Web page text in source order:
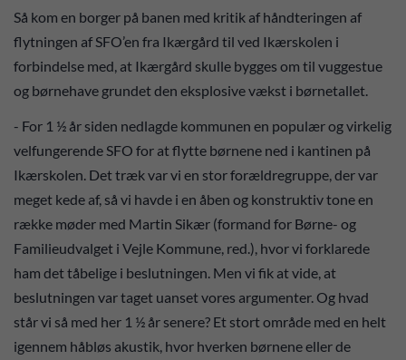
Så kom en borger på banen med kritik af håndteringen af
flytningen af SFO’en fra Ikærgård til ved Ikærskolen i
forbindelse med, at Ikærgård skulle bygges om til vuggestue
og børnehave grundet den eksplosive vækst i børnetallet.
- For 1 ½ år siden nedlagde kommunen en populær og virkelig
velfungerende SFO for at flytte børnene ned i kantinen på
Ikærskolen. Det træk var vi en stor forældregruppe, der var
meget kede af, så vi havde i en åben og konstruktiv tone en
række møder med Martin Sikær (formand for Børne- og
Familieudvalget i Vejle Kommune, red.), hvor vi forklarede
ham det tåbelige i beslutningen. Men vi fik at vide, at
beslutningen var taget uanset vores argumenter. Og hvad
står vi så med her 1 ½ år senere? Et stort område med en helt
igennem håbløs akustik, hvor hverken børnene eller de